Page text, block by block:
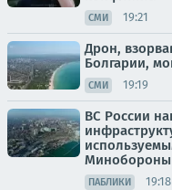
СМИ 19:21
Дрон,
Болгарии,
СМИ 19:19
ВС России
Минобороны
ПАБЛИКИ 19:18